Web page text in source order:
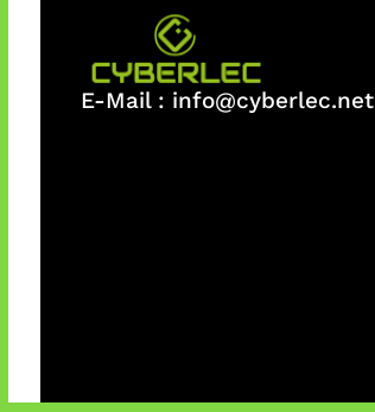
E-Mail : info@cyberlec.net